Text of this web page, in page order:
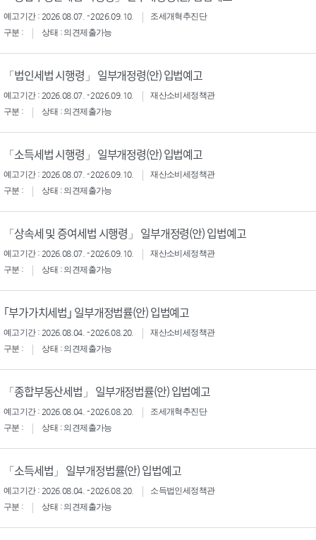
예고기간 : 2026.08.07. - 2026.09.10.
조세개혁추진단
구분 :
상태 : 의견제출가능
「법인세법 시행령」 일부개정령(안) 입법예고
예고기간 : 2026.08.07. - 2026.09.10.
재산소비세정책관
구분 :
상태 : 의견제출가능
「소득세법 시행령」 일부개정령(안) 입법예고
예고기간 : 2026.08.07. - 2026.09.10.
재산소비세정책관
구분 :
상태 : 의견제출가능
「상속세 및 증여세법 시행령」 일부개정령(안) 입법예고
예고기간 : 2026.08.07. - 2026.09.10.
재산소비세정책관
구분 :
상태 : 의견제출가능
｢부가가치세법｣ 일부개정법률(안) 입법예고
예고기간 : 2026.08.04. - 2026.08.20.
재산소비세정책관
구분 :
상태 : 의견제출가능
「종합부동산세법」 일부개정법률(안) 입법예고
예고기간 : 2026.08.04. - 2026.08.20.
조세개혁추진단
구분 :
상태 : 의견제출가능
「소득세법」 일부개정법률(안) 입법예고
예고기간 : 2026.08.04. - 2026.08.20.
소득법인세정책관
구분 :
상태 : 의견제출가능